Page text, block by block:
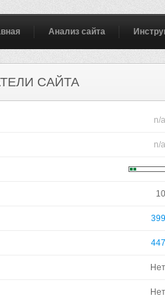
Анализ сайта
САЙТА
n/a
n/a
10
399
447
Нет
Нет